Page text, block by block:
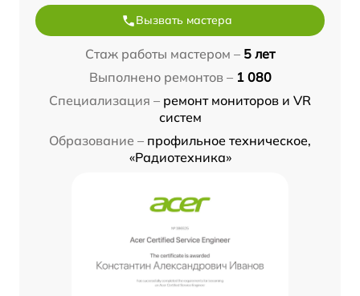
Вызвать мастера
Стаж работы мастером – 5 лет
Выполнено ремонтов – 1 080
Специализация – ремонт мониторов и VR
систем
Образование – профильное техническое,
«Радиотехника»